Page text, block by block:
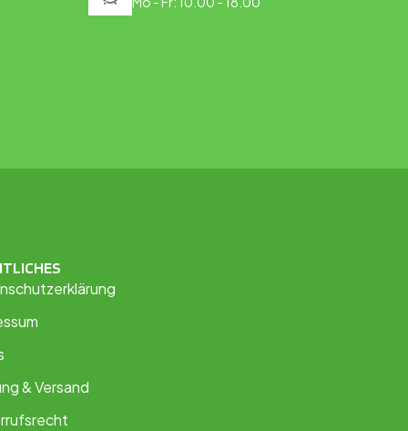
& Versand